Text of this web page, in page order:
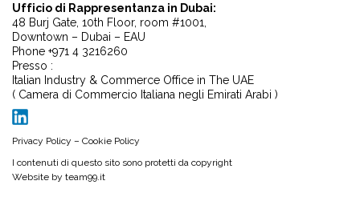
Ufficio di Rappresentanza in Dubai:
48 Burj Gate, 10th Floor, room #1001,
Downtown – Dubai – EAU
Phone +971 4 3216260
Presso :
Italian Industry & Commerce Office in The UAE
( Camera di Commercio Italiana negli Emirati Arabi )
Privacy Policy – Cookie Policy
I contenuti di questo sito sono protetti da copyright
Website by team99.it